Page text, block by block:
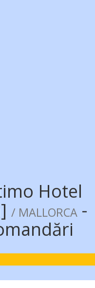
Hotel
/ MALLORCA -